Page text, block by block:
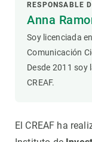
RESPONSABLE
Anna
Soy licenciada
Comunicación
Desde 2011 soy
CREAF.
El CREAF ha